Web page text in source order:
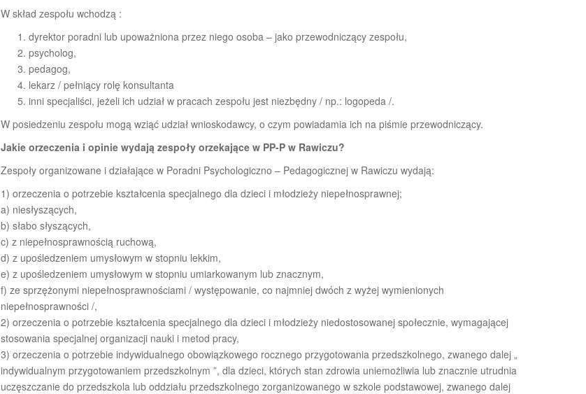
W skład zespołu wchodzą :
dyrektor poradni lub upoważniona przez niego osoba – jako przewodniczący zespołu,
psycholog,
pedagog,
lekarz / pełniący rolę konsultanta
inni specjaliści, jeżeli ich udział w pracach zespołu jest niezbędny / np.: logopeda /.
W posiedzeniu zespołu mogą wziąć udział wnioskodawcy, o czym powiadamia ich na piśmie przewodniczący.
Jakie orzeczenia i opinie wydają zespoły orzekające w PP-P w Rawiczu?
Zespoły organizowane i działające w Poradni Psychologiczno – Pedagogicznej w Rawiczu wydają:
1) orzeczenia o potrzebie kształcenia specjalnego dla dzieci i młodzieży niepełnosprawnej;
a) niesłyszących,
b) słabo słyszących,
c) z niepełnosprawnością ruchową,
d) z upośledzeniem umysłowym w stopniu lekkim,
e) z upośledzeniem umysłowym w stopniu umiarkowanym lub znacznym,
f) ze sprzężonymi niepełnosprawnościami / występowanie, co najmniej dwóch z wyżej wymienionych
niepełnosprawności /,
2) orzeczenia o potrzebie kształcenia specjalnego dla dzieci i młodzieży niedostosowanej społecznie, wymagającej
stosowania specjalnej organizacji nauki i metod pracy,
3) orzeczenia o potrzebie indywidualnego obowiązkowego rocznego przygotowania przedszkolnego, zwanego dalej „
indywidualnym przygotowaniem przedszkolnym ”, dla dzieci, których stan zdrowia uniemożliwia lub znacznie utrudnia
uczęszczanie do przedszkola lub oddziału przedszkolnego zorganizowanego w szkole podstawowej, zwanego dalej